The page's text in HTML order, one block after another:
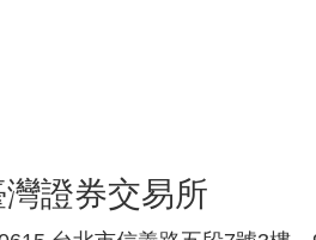
證券交易所